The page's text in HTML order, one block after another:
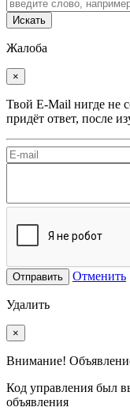
Искать
Жалоба
×
Твой E-Mail нигде не
придёт ответ, после
Отправить Отменить
Удалить
×
Внимание!
Код управления был
объявления